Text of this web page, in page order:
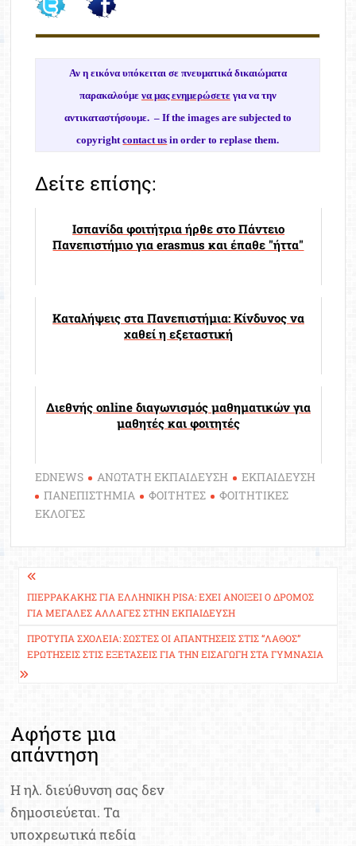
Αν η εικόνα υπόκειται σε πνευματικά δικαιώματα
παρακαλούμε να μας ενημερώσετεγια να την
αντικαταστήσουμε. – If the images are subjected to
copyrightcontact us in order to replase them.
Δείτε επίσης:
Ισπανίδα φοιτήτρια ήρθε στο Πάντειο
Πανεπιστήμιο για erasmus και έπαθε "ήττα"
Καταλήψεις στα Πανεπιστήμια: Κίνδυνος να
χαθεί η εξεταστική
Διεθνής online διαγωνισμός μαθηματικών για
μαθητές και φοιτητές
EDNEWS ΑΝΩΤΑΤΗ ΕΚΠΑΙΔΕΥΣΗ
ΕΚΠΑΙΔΕΥΣΗ
ΠΑΝΕΠΙΣΤΗΜΙΑ
ΦΟΙΤΗΤΕΣ
ΦΟΙΤΗΤΙΚΕΣ
ΕΚΛΟΓΕΣ
Πλοήγηση
άρθρων
ΠΙΕΡΡΑΚΆΚΗΣ ΓΙΑ ΕΛΛΗΝΙΚΉ PISA: ΈΧΕΙ ΑΝΟΊΞΕΙ Ο ΔΡΌΜΟΣ
ΓΙΑ ΜΕΓΆΛΕΣ ΑΛΛΑΓΈΣ ΣΤΗΝ ΕΚΠΑΊΔΕΥΣΗ
ΠΡΌΤΥΠΑ ΣΧΟΛΕΊΑ: ΣΩΣΤΈΣ ΟΙ ΑΠΑΝΤΉΣΕΙΣ ΣΤΙΣ “ΛΆΘΟΣ”
ΕΡΩΤΉΣΕΙΣ ΣΤΙΣ ΕΞΕΤΆΣΕΙΣ ΓΙΑ ΤΗΝ ΕΙΣΑΓΩΓΉ ΣΤΑ ΓΥΜΝΆΣΙΑ
Αφήστε μια
απάντηση
Η ηλ. διεύθυνση σας δεν
δημοσιεύεται. Τα
υποχρεωτικά πεδία